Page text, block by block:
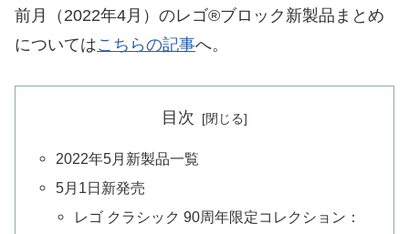
前月（2022年4月）のレゴ®ブロック新製品まとめ
についてはこちらの記事へ。
目次
2022年5月新製品一覧
5月1日新発売
レゴ クラシック 90周年限定コレクション：